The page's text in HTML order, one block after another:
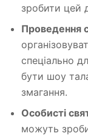
зробити цей
Проведення
спеціально
бути шоу
змагання.
Особисті
можуть